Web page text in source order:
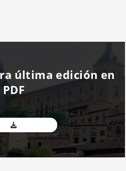
última edición en
PDF